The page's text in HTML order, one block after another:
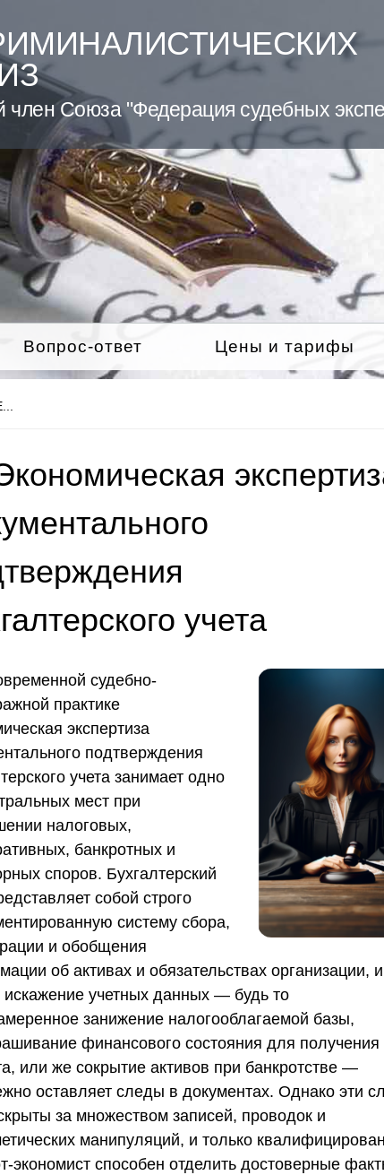
член Союза "Федерация судебных
Вопрос-ответ Цены и тарифы
учета
судебно-
практике
экспертиза
подтверждения
учета занимает одно
мест при
налоговых,
банкротных и
споров. Бухгалтерский
собой строго
систему сбора,
и обобщения
об активах и обязательствах организации, и
учетных данных — будь то
занижение налогооблагаемой базы,
финансового состояния для получения
или же сокрытие активов при банкротстве —
оставляет следы в документах. Однако эти
за множеством записей, проводок и
манипуляций, и только
экономист способен отделить достоверные